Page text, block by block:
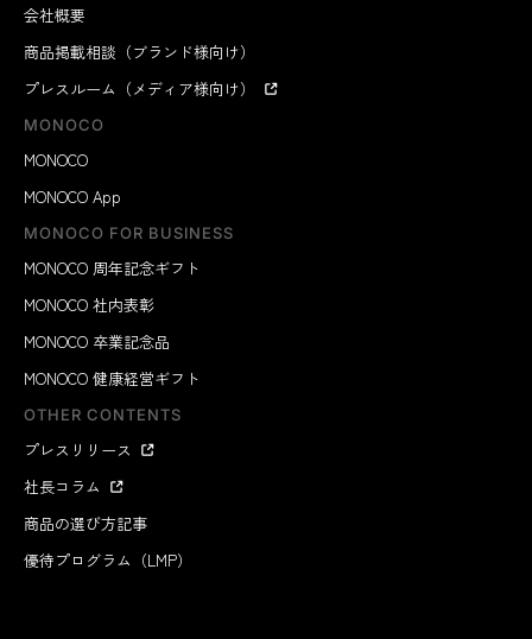
会社概要
商品掲載相談（ブランド様向け）
プレスルーム（メディア様向け）
MONOCO
MONOCO
MONOCO App
MONOCO FOR BUSINESS
MONOCO 周年記念ギフト
MONOCO 社内表彰
MONOCO 卒業記念品
MONOCO 健康経営ギフト
OTHER CONTENTS
プレスリリース
社長コラム
商品の選び方記事
優待プログラム（LMP）